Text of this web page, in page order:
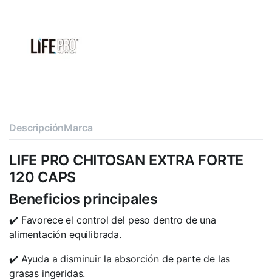
DescripciónMarca
LIFE PRO CHITOSAN EXTRA FORTE
120 CAPS
Beneficios principales
✔️ Favorece el control del peso dentro de una
alimentación equilibrada.
✔️ Ayuda a disminuir la absorción de parte de las
grasas ingeridas.